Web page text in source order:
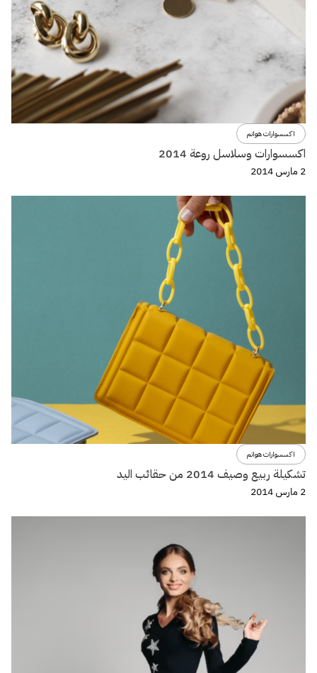
اكسسوارات هوانم
اكسسوارات وسلاسل روعة 2014
2 مارس 2014
اكسسوارات هوانم
تشكيلة ربيع وصيف 2014 من حقائب اليد
2 مارس 2014